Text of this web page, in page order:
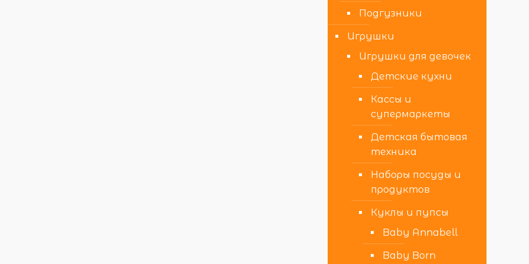
Подгузники
Игрушки
Игрушки для девочек
Детские кухни
Кассы и
супермаркеты
Детская бытовая
техника
Наборы посуды и
продуктов
Куклы и пупсы
Baby Annabell
Baby Born